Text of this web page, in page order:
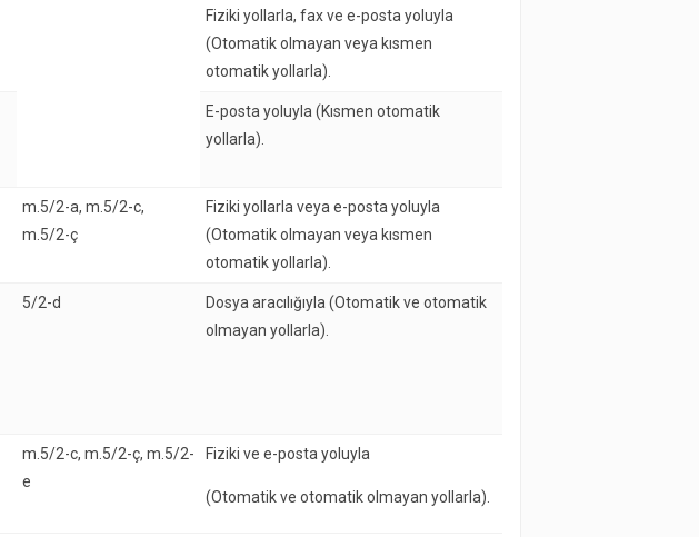
Fiziki yollarla, fax ve e-posta yoluyla
(Otomatik olmayan veya kısmen
otomatik yollarla).
E-posta yoluyla (Kısmen otomatik
yollarla).
m.5/2-a, m.5/2-c,
m.5/2-ç
Fiziki yollarla veya e-posta yoluyla
(Otomatik olmayan veya kısmen
otomatik yollarla).
5/2-d
Dosya aracılığıyla (Otomatik ve otomatik
olmayan yollarla).
m.5/2-c, m.5/2-ç, m.5/2-
e
Fiziki ve e-posta yoluyla
(Otomatik ve otomatik olmayan yollarla).